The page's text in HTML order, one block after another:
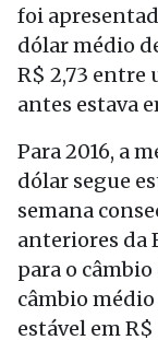
foi
dólar médio
R$ 2,73 entre
antes estava
Para 2016, a
dólar segue
semana
anteriores da
para o câmbio
câmbio
estável em